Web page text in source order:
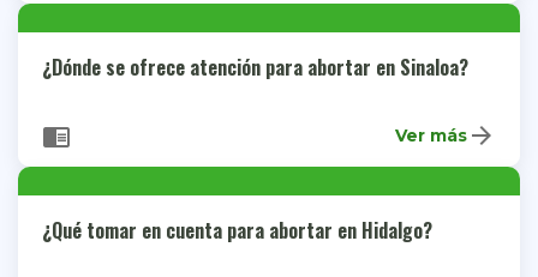
¿Dónde se ofrece atención para abortar en Sinaloa?
chrome_reader_mode Ver más arrow_forward
¿Qué tomar en cuenta para abortar en Hidalgo?